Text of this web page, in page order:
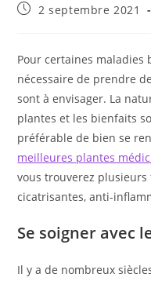
Publication
2 septembre 2021
Pour certaines maladies
nécessaire de prendre
sont à envisager. La
plantes et les bienfaits
préférable de bien se
meilleures plantes
vous trouverez plusieurs
cicatrisantes, anti-
Se soigner avec
Il y a de nombreux